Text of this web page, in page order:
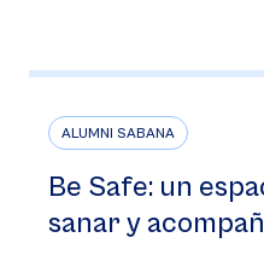
ALUMNI SABANA
Be Safe: un
sanar y